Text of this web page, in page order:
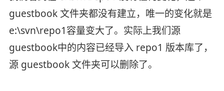
guestbook 文件夹都没有建立，唯一的变化就是
e:\svn\repo1容量变大了。实际上我们源
guestbook中的内容已经导入 repo1 版本库了，
源 guestbook 文件夹可以删除了。